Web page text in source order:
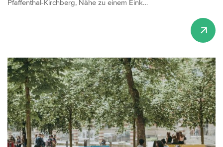
Pfaffenthal-Kirchberg, Nähe zu einem Eink…